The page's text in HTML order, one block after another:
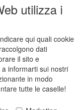
LPM
utilizza i
qui quali cookie
dati
il sito e
informarti sui nostri
in modo
tutte le caselle!